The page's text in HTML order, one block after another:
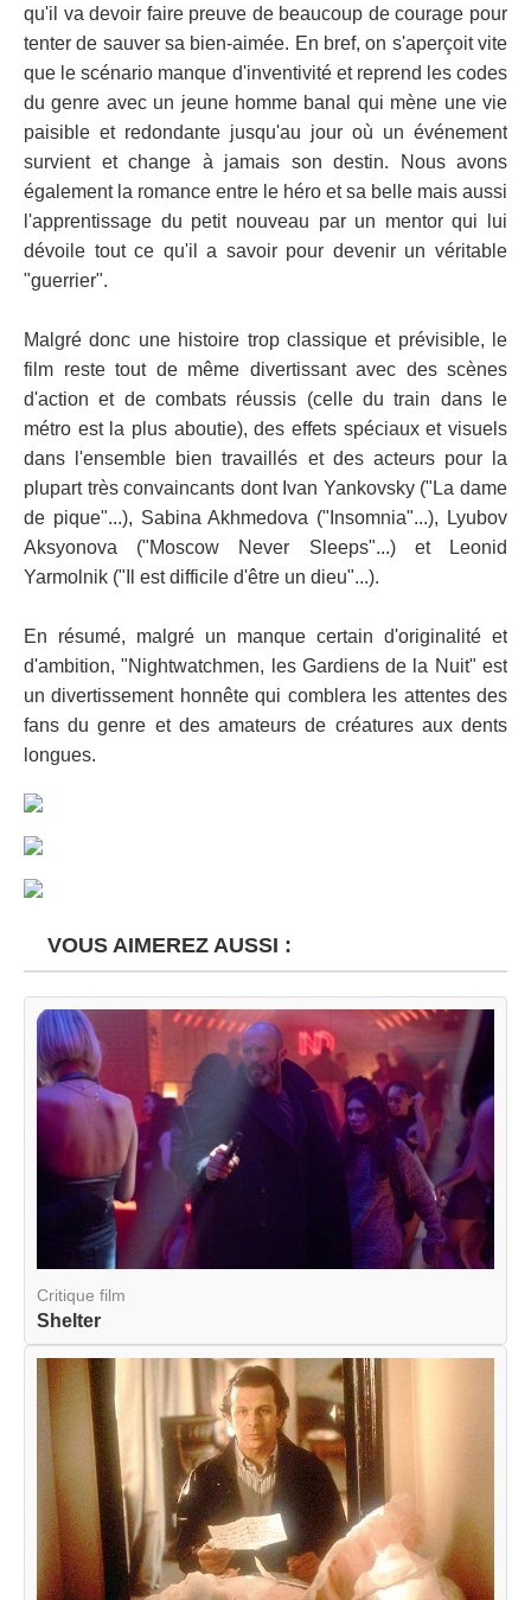
qu'il va devoir faire preuve de beaucoup de courage pour
tenter de sauver sa bien-aimée. En bref, on s'aperçoit vite
que le scénario manque d'inventivité et reprend les codes
du genre avec un jeune homme banal qui mène une vie
paisible et redondante jusqu'au jour où un événement
survient et change à jamais son destin. Nous avons
également la romance entre le héro et sa belle mais aussi
l'apprentissage du petit nouveau par un mentor qui lui
dévoile tout ce qu'il a savoir pour devenir un véritable
"guerrier".
Malgré donc une histoire trop classique et prévisible, le
film reste tout de même divertissant avec des scènes
d'action et de combats réussis (celle du train dans le
métro est la plus aboutie), des effets spéciaux et visuels
dans l'ensemble bien travaillés et des acteurs pour la
plupart très convaincants dont Ivan Yankovsky ("La dame
de pique"...), Sabina Akhmedova ("Insomnia"...), Lyubov
Aksyonova ("Moscow Never Sleeps"...) et Leonid
Yarmolnik ("Il est difficile d'être un dieu"...).
En résumé, malgré un manque certain d'originalité et
d'ambition, "Nightwatchmen, les Gardiens de la Nuit" est
un divertissement honnête qui comblera les attentes des
fans du genre et des amateurs de créatures aux dents
longues.
VOUS AIMEREZ AUSSI :
Critique film
Shelter